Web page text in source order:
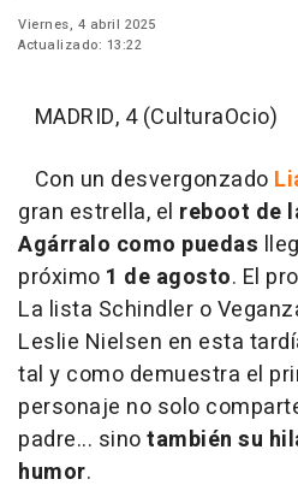
Viernes, 4 abril 2025
Actualizado: 13:22
MADRID, 4 (CulturaOcio)
Con un desvergonzado
gran estrella, el reboot de
Agárralo como puedas
próximo 1 de agosto. El
La lista Schindler o
Leslie Nielsen en esta
tal y como demuestra el
personaje no solo
padre... sinotambién su
humor.